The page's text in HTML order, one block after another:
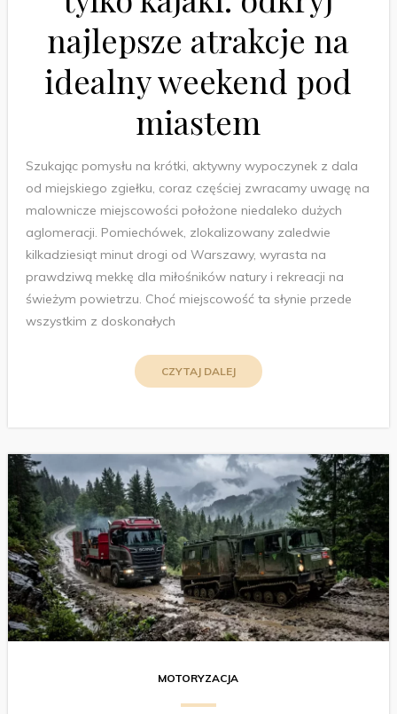
najlepsze atrakcje na
idealny weekend pod
miastem
Szukając pomysłu na krótki, aktywny wypoczynek z dala
od miejskiego zgiełku, coraz częściej zwracamy uwagę na
malownicze miejscowości położone niedaleko dużych
aglomeracji. Pomiechówek, zlokalizowany zaledwie
kilkadziesiąt minut drogi od Warszawy, wyrasta na
prawdziwą mekkę dla miłośników natury i rekreacji na
świeżym powietrzu. Choć miejscowość ta słynie przede
wszystkim z doskonałych
CZYTAJ DALEJ
MOTORYZACJA